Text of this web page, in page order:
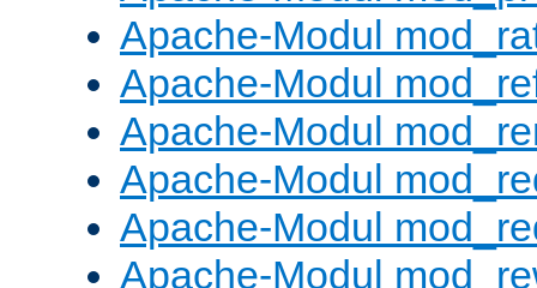
Apache-Modul
Apache-Modul
Apache-Modul
Apache-Modul
Apache-Modul
Apache-Modul